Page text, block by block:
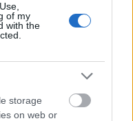
of my
with the
storage
on web or
σημαντικές
αποτελέσματα